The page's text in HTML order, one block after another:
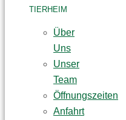
TIERHEIM
Über
Uns
Unser
Team
Öffnungszeiten
Anfahrt